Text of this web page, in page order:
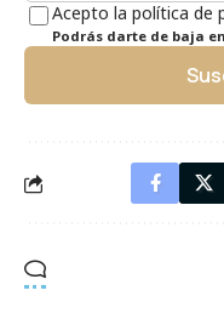
Acepto la política de
Podrás darte de baja